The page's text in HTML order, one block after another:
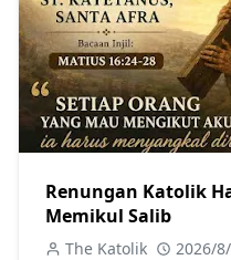
Renungan Katolik
Memikul Salib
The Katolik 2026/